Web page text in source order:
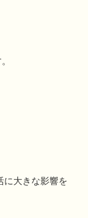
に大きな影響を